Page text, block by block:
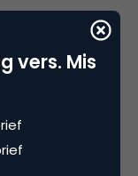
a cause?
ontwerpers
vers. Mis